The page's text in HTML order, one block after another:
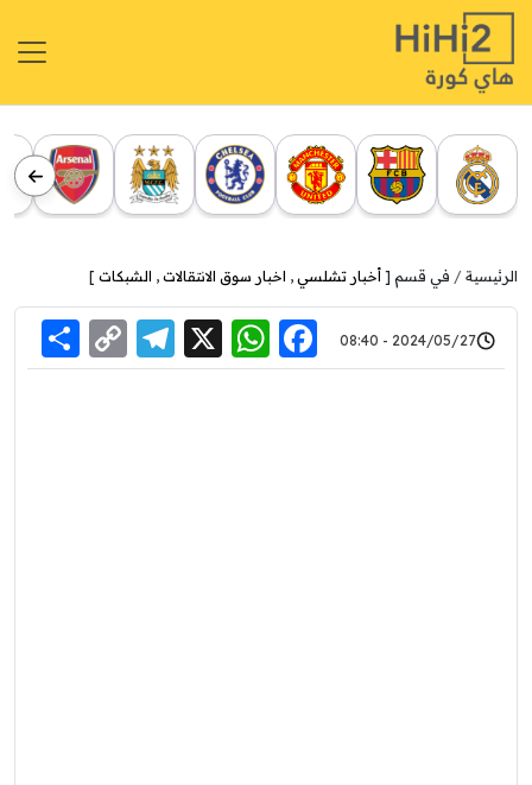
الرئيسية في قسم [ أخبار تشلسي , اخبار سوق الانتقالات , الشبكات ]
2024/05/27 - 08:40
Facebook
WhatsApp
X
Link